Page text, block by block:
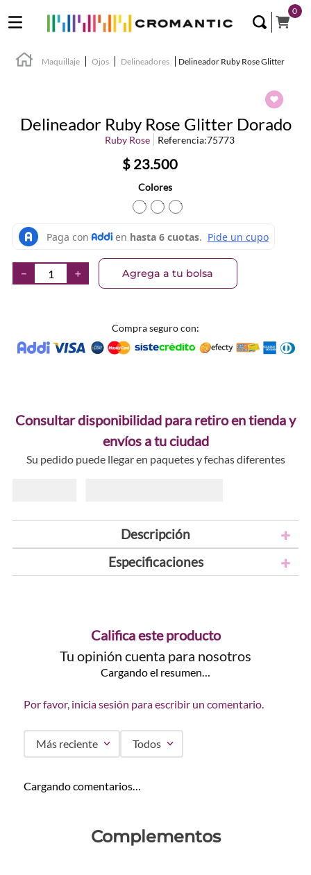
0
Maquillaje Ojos Delineadores Delineador Ruby Rose Glitter
Delineador Ruby Rose Glitter Dorado
Ruby Rose Referencia:75773
$ 23.500
Colores
TEXTURA_6972858360220
TEXTURA_6972858360206
＋
－ Agrega a tu bolsa
Compra seguro con:
Consultar disponibilidad para retiro en tienda y
envíos a tu ciudad
Su pedido puede llegar en paquetes y fechas diferentes
Descripción
Especificaciones
Califica este producto
Tu opinión cuenta para nosotros
Cargando el resumen…
Por favor, inicia sesión para escribir un comentario.
Más reciente Todos
Cargando comentarios…
Complementos